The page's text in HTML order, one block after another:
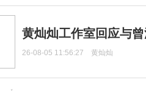
黄灿灿工作室回应与
26-08-05 11:56:27 黄灿灿